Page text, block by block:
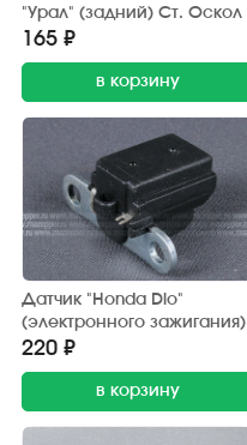
"Урал" (задний) Ст. Оскол
165 ₽
в корзину
Датчик "Honda Dio"
(электронного зажигания)
220 ₽
в корзину